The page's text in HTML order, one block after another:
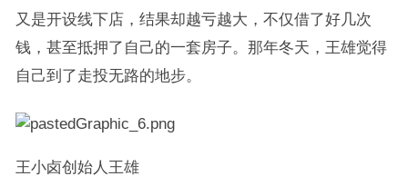
又是开设线下店，结果却越亏越大，不仅借了好几次
钱，甚至抵押了自己的一套房子。那年冬天，王雄觉得
自己到了走投无路的地步。
王小卤创始人王雄